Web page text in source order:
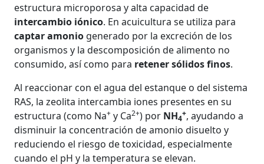
estructura microporosa y alta capacidad de
intercambio iónico. En acuicultura se utiliza para
captar amonio generado por la excreción de los
organismos y la descomposición de alimento no
consumido, así como para retener sólidos finos.
Al reaccionar con el agua del estanque o del sistema
RAS, la zeolita intercambia iones presentes en su
estructura (como Na+ y Ca2+) por NH4
+, ayudando a
disminuir la concentración de amonio disuelto y
reduciendo el riesgo de toxicidad, especialmente
cuando el pH y la temperatura se elevan.